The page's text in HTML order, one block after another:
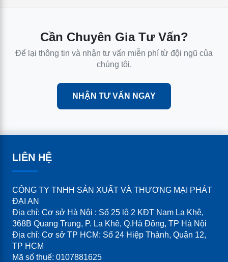
Cần Chuyên Gia Tư Vấn?
Để lại thông tin và nhận tư vấn miễn phí từ đội ngũ của
chúng tôi.
NHẬN TƯ VẤN NGAY
LIÊN HỆ
CÔNG TY TNHH SẢN XUẤT VÀ THƯƠNG MẠI PHÁT
ĐẠI AN
Địa chỉ: Cơ sở Hà Nội : Số 25 lô 2 KĐT Nam La Khê,
368B Quang Trung, P. La Khê, Q.Hà Đông, TP Hà Nội
Địa chỉ: Cơ sở TP HCM: Số 24 Hiệp Thành, Quận 12,
TP HCM
Mã số thuế: 0107881625